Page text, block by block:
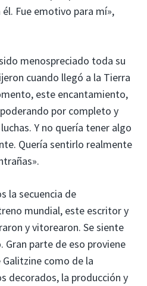
Fue emotivo para mí»,
menospreciado toda su
cuando llegó a la Tierra
este encantamiento,
por completo y
Y no quería tener algo
Quería sentirlo realmente
la secuencia de
mundial, este escritor y
y vitorearon. Se siente
Gran parte de eso proviene
como de la
decorados, la producción y